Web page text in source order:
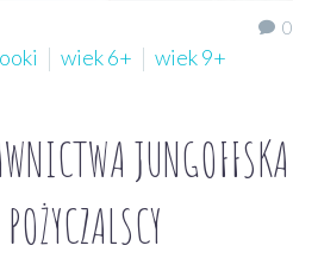
0
wiek 6+ wiek 9+
JUNGOFFSKA